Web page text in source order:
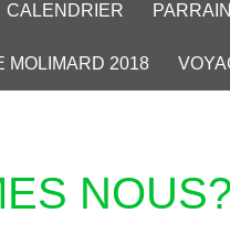
CALENDRIER
MOLIMARD 2018